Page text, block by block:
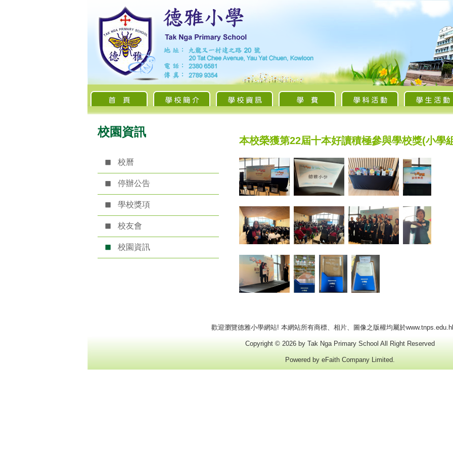
校園資訊
校曆
停辦公告
學校獎項
校友會
校園資訊
本校榮獲第22屆十本好讀積極參與學校獎(小學
歡迎瀏覽德雅小學網站! 本網站所有商標、相片、圖像之版權均屬於
Copyright © 2026 by Tak Nga Primary School All Right Reserved
Powered by eFaith Company Limited.